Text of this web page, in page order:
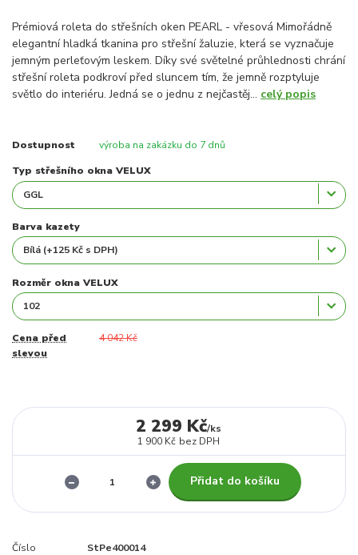
Prémiová roleta do střešních oken PEARL - vřesová Mimořádně
elegantní hladká tkanina pro střešní žaluzie, která se vyznačuje
jemným perleťovým leskem. Díky své světelné průhlednosti chrání
střešní roleta podkroví před sluncem tím, že jemně rozptyluje
světlo do interiéru. Jedná se o jednu z nejčastěj... celý popis
Dostupnost výroba na zakázku do 7 dnů
Typ střešního okna VELUX
Barva kazety
Rozměr okna VELUX
Cena před
slevou
4 042 Kč
2 299 Kč/ks
1 900 Kč bez DPH
Přidat do košíku
Číslo
StPe400014